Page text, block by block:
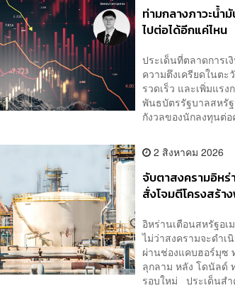
ท่ามกลางภาวะน้
ไปต่อได้อีกแค่ไหน
ประเด็นที่ตลาดการ
ความตึงเครียดในต
รวดเร็ว และเพิ่มแร
พันธบัตรรัฐบาลสหรั
กังวลของนักลงทุนต่อ
2 สิงหาคม 2026
จับตาสงครามอิห
สั่งโจมตีโครงสร้า
อิหร่านเตือนสหรัฐอ
ไม่ว่าสงครามจะดำเ
ผ่านช่องแคบฮอร์มุซ
ลุกลาม หลัง โดนัลด์
รอบใหม่ ประเด็นส